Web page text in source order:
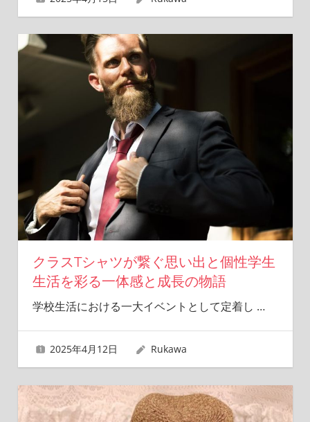
クラスTシャツが繋ぐ思い出と個性学生
生活を彩る一体感と成長の物語
学校生活における一大イベントとして定着し …
2025年4月12日 Rukawa